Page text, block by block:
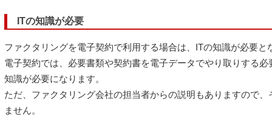
ITの知識が必要
ファクタリングを電子契約で利用する場合は、ITの知識が必要と
電子契約では、必要書類や契約書を電子データでやり取りする
知識が必要になります。
ただ、ファクタリング会社の担当者からの説明もありますので
ません。